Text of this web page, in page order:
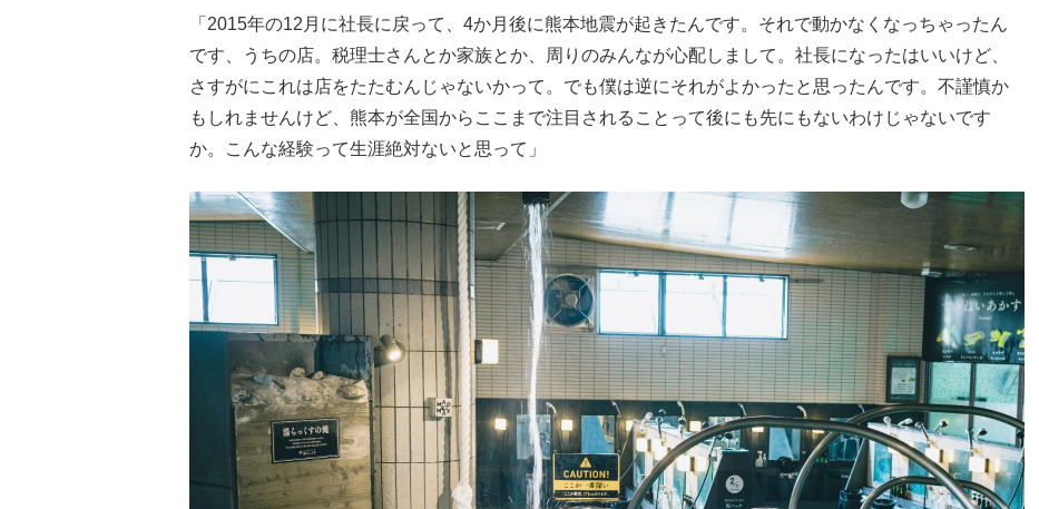
「2015年の12月に社長に戻って、4か月後に熊本地震が起きたんです。それで動かなくなっちゃったん
です、うちの店。税理士さんとか家族とか、周りのみんなが心配しまして。社長になったはいいけど、
さすがにこれは店をたたむんじゃないかって。でも僕は逆にそれがよかったと思ったんです。不謹慎か
もしれませんけど、熊本が全国からここまで注目されることって後にも先にもないわけじゃないです
か。こんな経験って生涯絶対ないと思って」